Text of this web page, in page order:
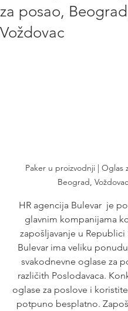
za posao,
Voždovac
Paker u proizvodnji | Oglas
Beograd, Voždovac
HR agencija Bulevar  je
glavnim kompanijama
zapošljavanje u Republici
Bulevar ima veliku
svakodnevne oglase za
različith Poslodavaca.
oglase za poslove i
potpuno besplatno.